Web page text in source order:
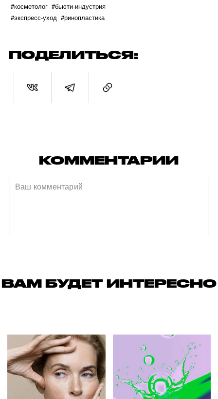
#косметолог #бьюти-индустрия
#экспресс-уход #ринопластика
ПОДЕЛИТЬСЯ:
КОММЕНТАРИИ
ВАМ БУДЕТ ИНТЕРЕСНО